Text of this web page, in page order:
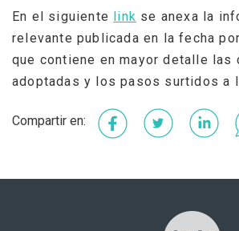
En el siguiente link se anexa la
relevante publicada en la fecha
que contiene en mayor detalle las
adoptadas y los pasos surtidos a
Facebook
Twitter